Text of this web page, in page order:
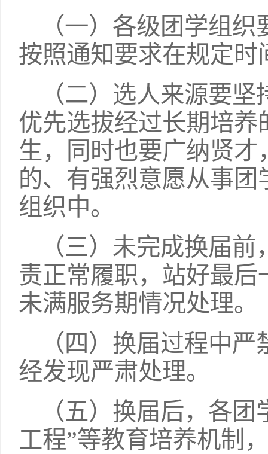
（一）各级团学组
按照通知要求在规定
（二）选人来源要
优先选拔经过长期培
生，同时也要广纳贤
的、有强烈意愿从事
组织中。
（三）未完成换届
责正常履职，站好最
未满服务期情况处理。
（四）换届过程中
经发现严肃处理。
（五）换届后，各
工程”等教育培养机制